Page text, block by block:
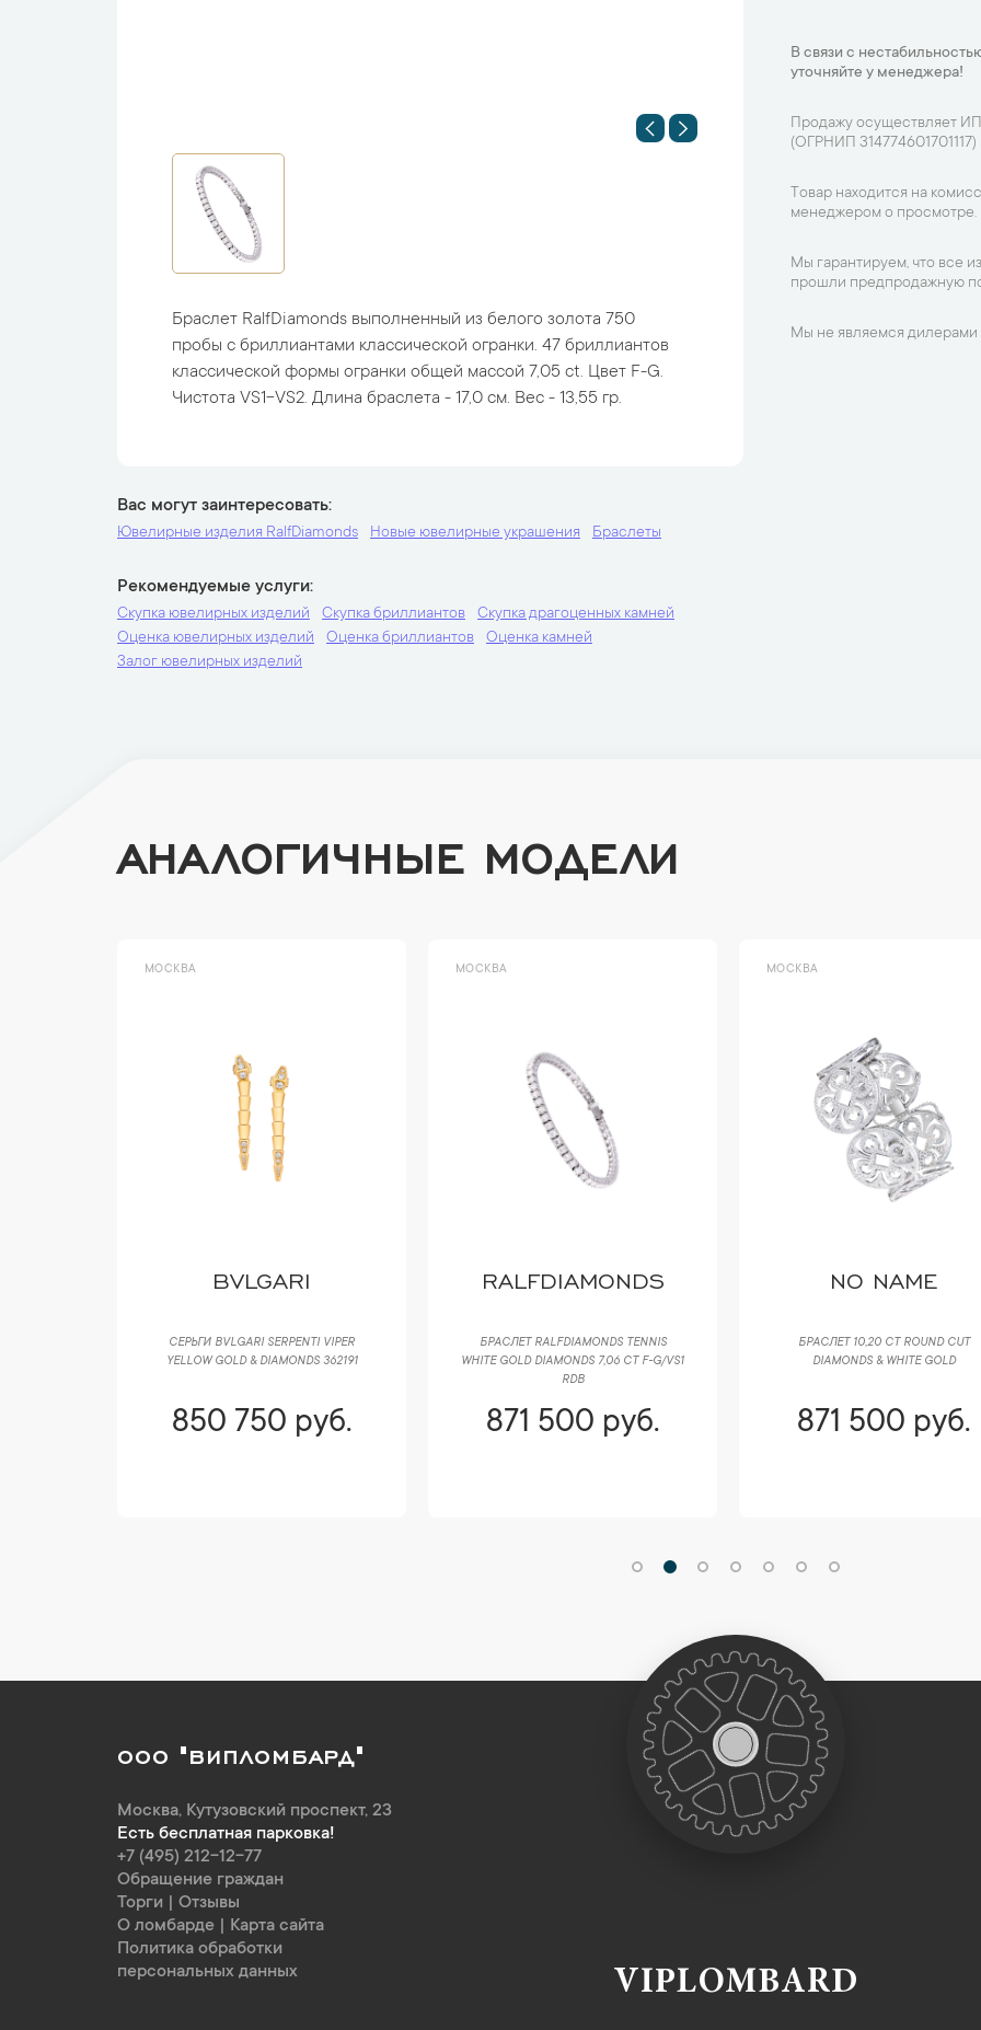
Браслет RalfDiamonds выполненный из белого золота 750
пробы с бриллиантами классической огранки. 47 бриллиантов
классической формы огранки общей массой 7,05 ct. Цвет F-G.
Чистота VS1-VS2. Длина браслета - 17,0 см. Вес - 13,55 гр.
Вас могут заинтересовать
Ювелирные изделия RalfDiamonds Новые ювелирные украшения Браслеты
Рекомендуемые услуги
Скупка ювелирных изделий Скупка бриллиантов
Скупка драгоценных камней
Оценка ювелирных изделий
Оценка бриллиантов
Оценка камней
Залог ювелирных изделий
В связи с
уточняйте у менеджера!
Продажу осуществляет
(ОГРНИП 314774601701117)
Товар находится на
менеджером о просмотре.
Мы гарантируем, что все
прошли предпродажную
Мы не являемся дилерами
АНАЛОГИЧНЫЕ МОДЕЛИ
МОСКВА
BVLGARI
СЕРЬГИ BVLGARI SERPENTI VIPER
YELLOW GOLD & DIAMONDS 362191
850 750 руб.
МОСКВА
RALFDIAMONDS
БРАСЛЕТ RALFDIAMONDS TENNIS
WHITE GOLD DIAMONDS 7,06 CT F-G/VS1
RDB
871 500 руб.
МОСКВА
NO NAME
БРАСЛЕТ 10,20 CT ROUND CUT
DIAMONDS & WHITE GOLD
871 500 руб.
ООО "ВИПЛОМБАРД"
Москва, Кутузовский проспект, 23
Есть бесплатная парковка!
+7 (495) 212-12-77
Обращение граждан
Торги
Отзывы
О ломбарде
Карта сайта
Политика обработки
персональных данных
VIPLOMBARD